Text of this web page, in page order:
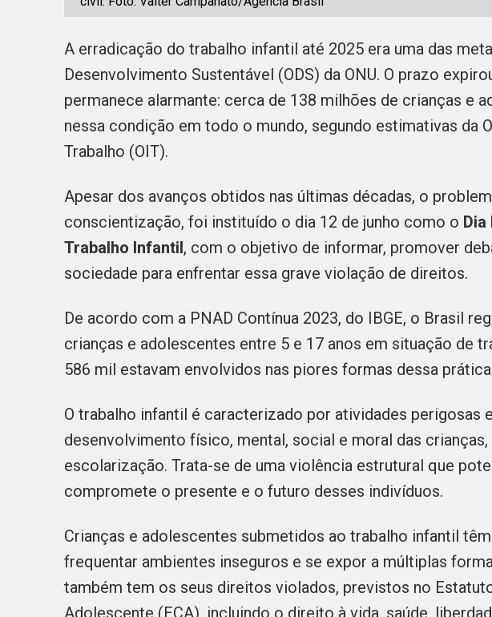
A erradicação do trabalho infantil até 2025 era uma das
Desenvolvimento Sustentável (ODS) da ONU. O prazo
permanece alarmante: cerca de 138 milhões de crianças e
nessa condição em todo o mundo, segundo estimativas da
Trabalho (OIT).
Apesar dos avanços obtidos nas últimas décadas, o
conscientização, foi instituído o dia 12 de junho como o Dia
Trabalho Infantil, com o objetivo de informar, promover
sociedade para enfrentar essa grave violação de direitos.
De acordo com a PNAD Contínua 2023, do IBGE, o Brasil
crianças e adolescentes entre 5 e 17 anos em situação de
586 mil estavam envolvidos nas piores formas dessa
O trabalho infantil é caracterizado por atividades perigosas
desenvolvimento físico, mental, social e moral das
escolarização. Trata-se de uma violência estrutural que
compromete o presente e o futuro desses indivíduos.
Crianças e adolescentes submetidos ao trabalho infantil
frequentar ambientes inseguros e se expor a múltiplas
também tem os seus direitos violados, previstos no
Adolescente (ECA), incluindo o direito à vida, saúde,